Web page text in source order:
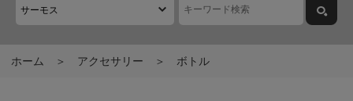
ホーム アクセサリー ボトル